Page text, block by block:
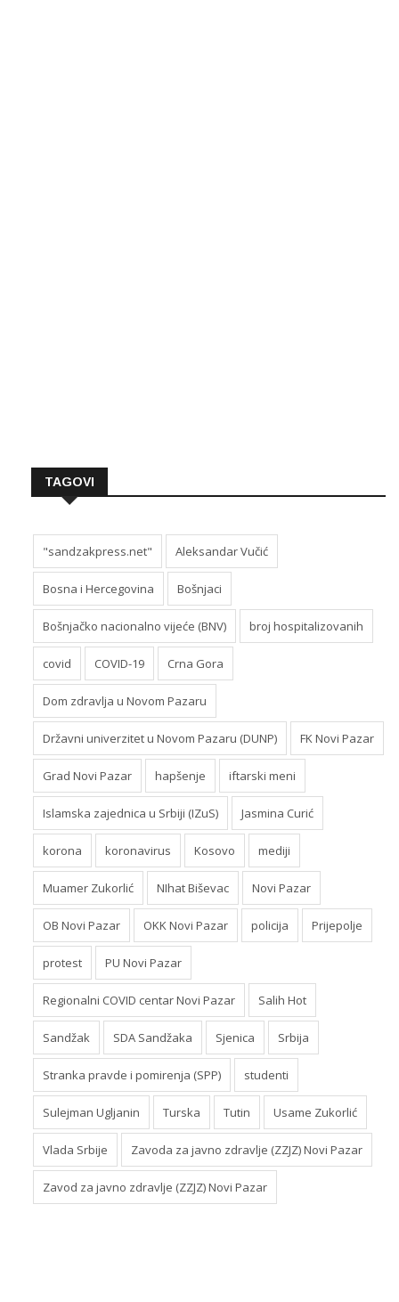
TAGOVI
"sandzakpress.net" Aleksandar Vučić
Bosna i Hercegovina Bošnjaci
Bošnjačko nacionalno vijeće (BNV) broj hospitalizovanih
covid COVID-19 Crna Gora
Dom zdravlja u Novom Pazaru
Državni univerzitet u Novom Pazaru (DUNP) FK Novi Pazar
Grad Novi Pazar hapšenje iftarski meni
Islamska zajednica u Srbiji (IZuS) Jasmina Curić
korona koronavirus Kosovo mediji
Muamer Zukorlić NIhat Biševac Novi Pazar
OB Novi Pazar OKK Novi Pazar policija Prijepolje
protest PU Novi Pazar
Regionalni COVID centar Novi Pazar Salih Hot
Sandžak SDA Sandžaka Sjenica Srbija
Stranka pravde i pomirenja (SPP) studenti
Sulejman Ugljanin Turska Tutin Usame Zukorlić
Vlada Srbije Zavoda za javno zdravlje (ZZJZ) Novi Pazar
Zavod za javno zdravlje (ZZJZ) Novi Pazar